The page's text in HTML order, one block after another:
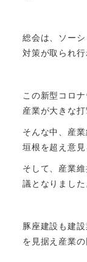
総会は、ソー
対策が取られ行
この新型コロ
産業が大きな打
そんな中、産
垣根を超え意見
そして、産業
議となりました
豚座建設も建
を見据え産業